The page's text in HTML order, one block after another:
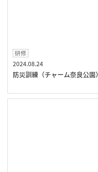
研修
2024.08.24
防災訓練（チャーム奈良公園）